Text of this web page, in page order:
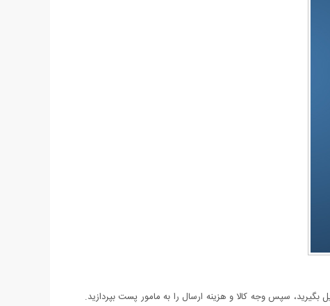
سپس وجه کالا و هزینه ارسال را به مامور پست بپردازید.